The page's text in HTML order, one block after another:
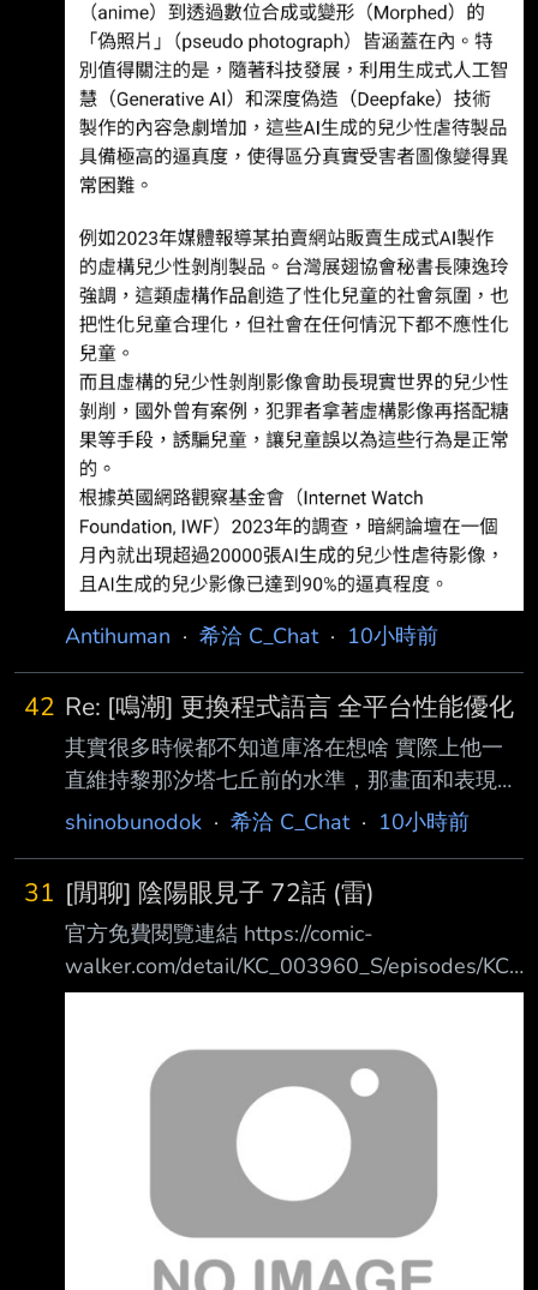
郁諠（2025），根據全球兒童安全機構
（Childlig ht-Global Child Safety Institute）
2024年的研究指出，全世界每年有超過3億名
Antihuman · 希洽 C_Chat· 10小時前
42 Re: [鳴潮] 更換程式語言 全平台性能優化
其實很多時候都不知道庫洛在想啥 實際上他一
直維持黎那汐塔七丘前的水準，那畫面和表現力
也足夠優秀了 但他偏偏不要穩定的今州、拉古
一直想搞新東西，離現在越近的他越想搞 代價
就是遊戲執行上的優化老是出問題（不是指便民
優化，雖然我覺得聲駭那些也該優化，老庫別拉
了） 改版前兩天各種搞笑比比皆是，說的各種
早就會被玩家幹飛了 至今還沒被幹飛單純是玩
家真的能感受到，這群像神人學院的啥子，穩穩
shinobunodok · 希洽 C_Chat· 10小時前
31 [閒聊] 陰陽眼見子 72話 (雷)
官方免費閱覽連結 https://comic-
walker.com/detail/KC_003960_S/episodes/KC_
0039600010500011_E 上回傳送門
.A.1FA.html 瀨戶在廢棄大樓設置的防禦結界可
騙過普通惡靈的感知，但無法逃過【那東西】
不過瀨戶也有收穫，當黑衣人雷塔在動物園失蹤
後，他立刻趕去尋找， 雖然只找到不成人形的
殘骸，可是雷塔留下了關鍵影像情報
https://imgpoi.c